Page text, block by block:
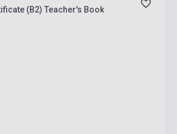
(B2) Teacher's Book